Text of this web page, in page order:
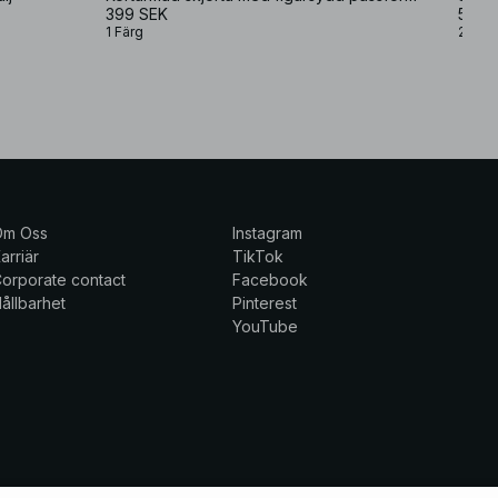
399 SEK
1 Färg
599
2
Oss
contact
Instagram
TikTok
Facebook
Pinterest
YouTube